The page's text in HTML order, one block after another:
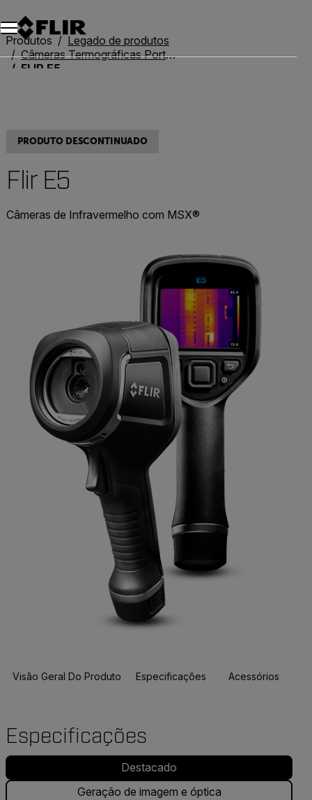
Produtos
Legado de produtos
Câmeras Termográficas Portáteis Legadas
FLIR E5
PRODUTO DESCONTINUADO
Flir E5
Câmeras de Infravermelho com MSX®
Visão Geral Do Produto Especificações Acessórios
Especificações
Destacado
Geração de imagem e óptica